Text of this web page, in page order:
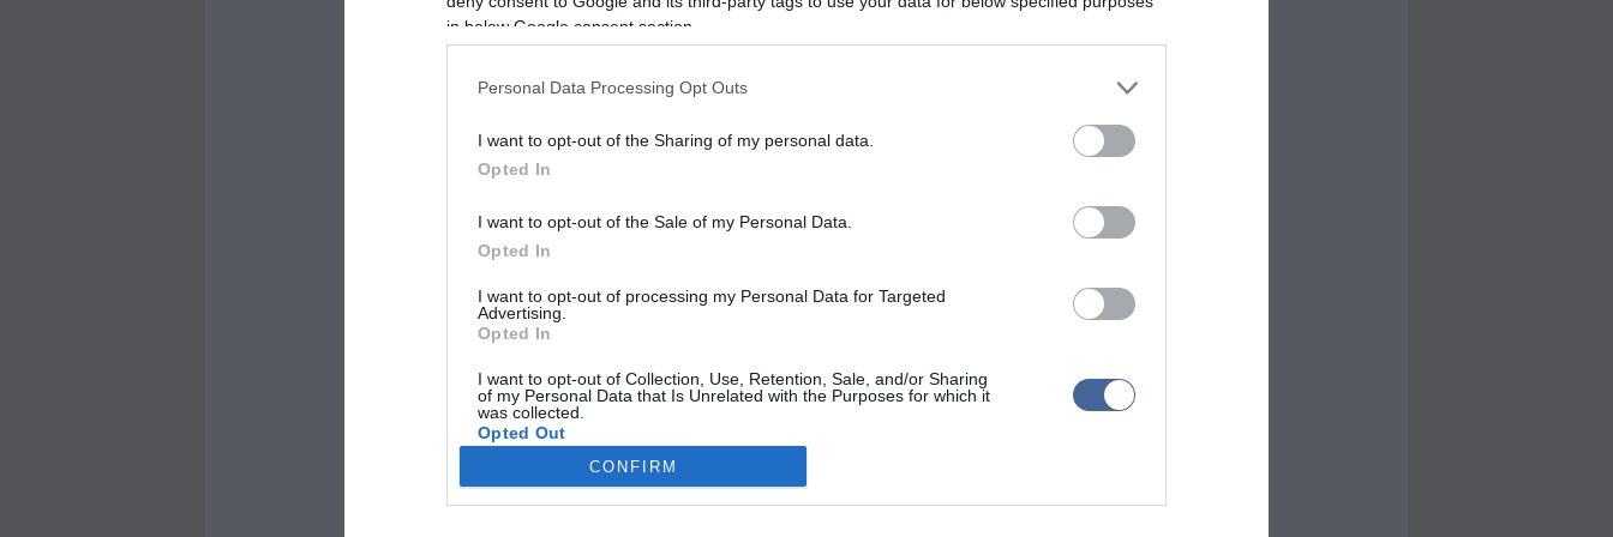
in below Google consent section.
Personal Data Processing Opt Outs
I want to opt-out of the Sharing of my personal data.
Opted In
I want to opt-out of the Sale of my Personal Data.
Opted In
I want to opt-out of processing my Personal Data for Targeted
Advertising.
Opted In
I want to opt-out of Collection, Use, Retention, Sale, and/or Sharing
of my Personal Data that Is Unrelated with the Purposes for which it
was collected.
Opted Out
CONFIRM
hanem a rendezvény résztvevői közül két szerencsésnek
felajánlották nyereményüket.
Kapcsolódó írások:
Kökény: megcsináltuk, amit tudunk
Futamgyőztesként egyből a döntőben a Dombi, Kökény kajakos
Aranyérmes a Dombi, Kökény kettős
A Dombi, Kökény kajakos duó olimpiai csapattag